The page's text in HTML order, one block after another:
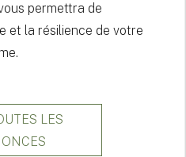
permettra de
et la résilience de votre
LES